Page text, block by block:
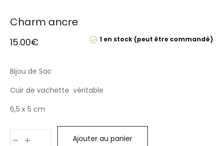
Charm ancre
1 en stock (peut être commandé)
15.00€
Bijou de Sac
Cuir de vachette véritable
6,5 x 5 cm
Ajouter au panier